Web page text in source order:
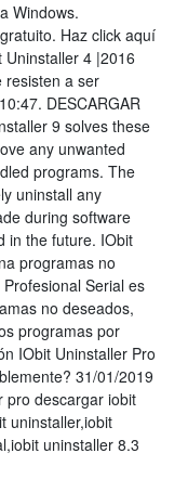
Windows.
Haz click aquí
Uninstaller 4 |2016
resisten a ser
DESCARGAR
9 solves these
any unwanted
programs. The
uninstall any
during software
in the future. IObit
programas no
Serial es
no deseados,
programas por
IObit Uninstaller Pro
31/01/2019
pro descargar iobit
uninstaller,iobit
uninstaller 8.3